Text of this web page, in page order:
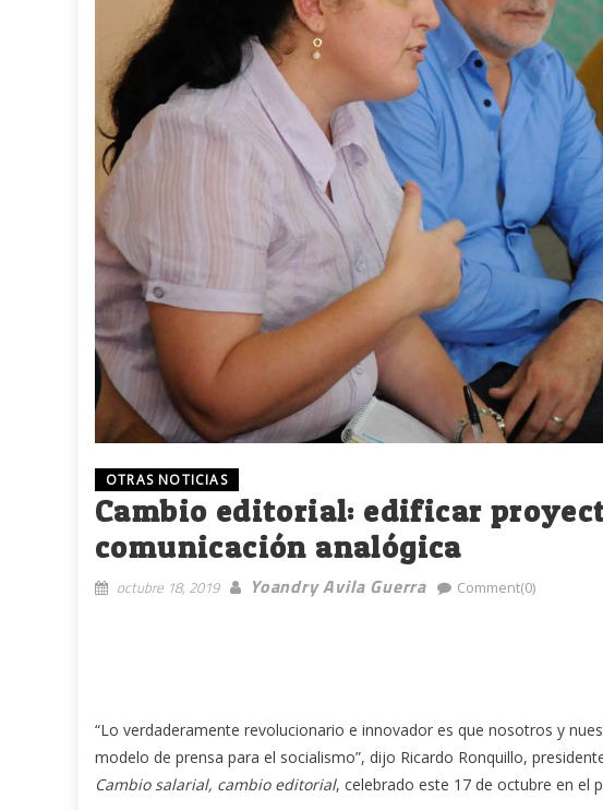
OTRAS NOTICIAS
Cambio editorial: edificar
comunicación analógica
octubre 18, 2019 Yoandry Avila Guerra Comment(0)
“Lo verdaderamente revolucionario e innovador es que nosotros y
modelo de prensa para el socialismo”, dijo Ricardo Ronquillo,
Cambio salarial, cambio editorial, celebrado este 17 de octubre en el